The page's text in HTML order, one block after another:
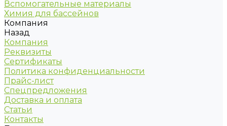
Вспомогательные материалы
Химия для бассейнов
Компания
Назад
Компания
Реквизиты
Сертификаты
Политика конфиденциальности
Прайс-лист
Спецпредложения
Доставка и оплата
Статьи
Контакты